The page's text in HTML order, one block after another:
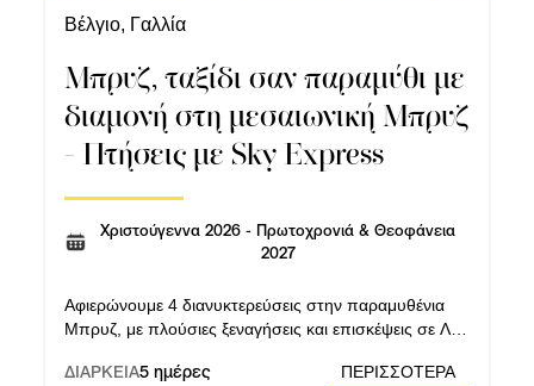
Βέλγιο, Γαλλία
Μπρυζ, ταξίδι σαν παραμύθι με
διαμονή στη μεσαιωνική Μπρυζ
- Πτήσεις με Sky Express
Χριστούγεννα 2026 - Πρωτοχρονιά & Θεοφάνεια
2027
Αφιερώνουμε 4 διανυκτερεύσεις στην παραμυθένια
Μπρυζ, με πλούσιες ξεναγήσεις και επισκέψεις σε Λιλ,
ΔΙΑΡΚΕΙΑ5 ημέρες ΠΕΡΙΣΣΟΤΕΡΑ